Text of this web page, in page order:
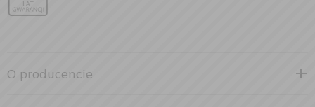
O producencie